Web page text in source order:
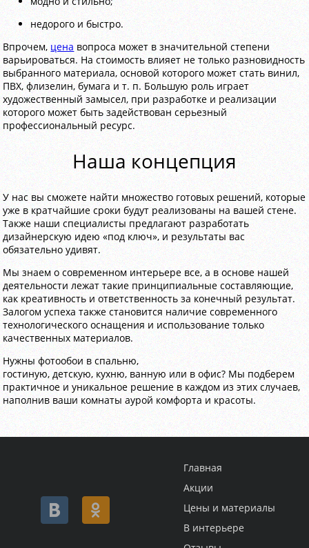
недорого и быстро.
Впрочем, цена вопроса может в значительной степени
варьироваться. На стоимость влияет не только разновидность
выбранного материала, основой которого может стать винил,
ПВХ, флизелин, бумага и т. п. Большую роль играет
художественный замысел, при разработке и реализации
которого может быть задействован серьезный
профессиональный ресурс.
Наша концепция
У нас вы сможете найти множество готовых решений, которые
уже в кратчайшие сроки будут реализованы на вашей стене.
Также наши специалисты предлагают разработать
дизайнерскую идею «под ключ», и результаты вас
обязательно удивят.
Мы знаем о современном интерьере все, а в основе нашей
деятельности лежат такие принципиальные составляющие,
как креативность и ответственность за конечный результат.
Залогом успеха также становится наличие современного
технологического оснащения и использование только
качественных материалов.
Нужны фотообои в спальню,
гостиную, детскую, кухню, ванную или в офис? Мы подберем
практичное и уникальное решение в каждом из этих случаев,
наполнив ваши комнаты аурой комфорта и красоты.
Главная
Акции
Цены и материалы
В интерьере